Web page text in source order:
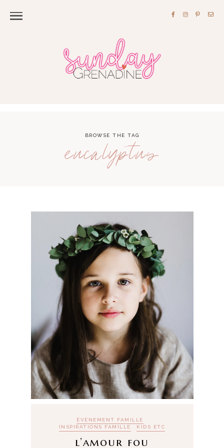
BROWSE THE TAG
eucalyptus
ÉVÈNEMENT FAMILLE
INSPIRATIONS FAMILLE
KIDS ETC
l’amour fou